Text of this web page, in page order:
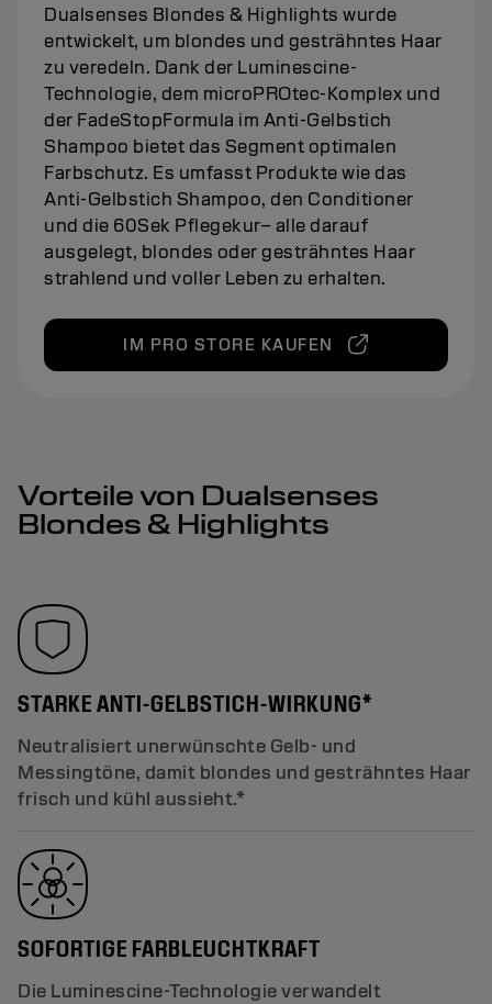
Dualsenses Blondes & Highlights wurde
entwickelt, um blondes und gesträhntes Haar
zu veredeln. Dank der Luminescine-
Technologie, dem microPROtec-Komplex und
der FadeStopFormula im Anti-Gelbstich
Shampoo bietet das Segment optimalen
Farbschutz. Es umfasst Produkte wie das
Anti-Gelbstich Shampoo, den Conditioner
und die 60Sek Pflegekur– alle darauf
ausgelegt, blondes oder gesträhntes Haar
strahlend und voller Leben zu erhalten.
IM PRO STORE KAUFEN
Vorteile von Dualsenses
Blondes & Highlights
STARKE ANTI-GELBSTICH-WIRKUNG*
Neutralisiert unerwünschte Gelb- und
Messingtöne, damit blondes und gesträhntes Haar
frisch und kühl aussieht.*
SOFORTIGE FARBLEUCHTKRAFT
Die Luminescine-Technologie verwandelt